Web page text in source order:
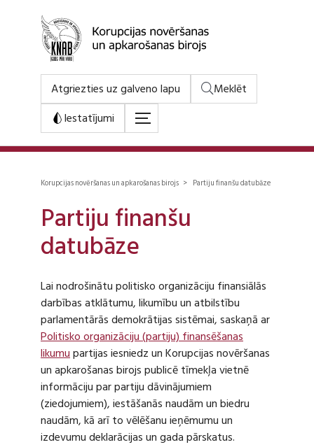
Atgriezties uz galveno lapu
Meklēt
Iestatījumi
Korupcijas novēršanas un apkarošanas birojs > Partiju finanšu datubāze
Partiju finanšu
datubāze
Lai nodrošinātu politisko organizāciju finansiālās
darbības atklātumu, likumību un atbilstību
parlamentārās demokrātijas sistēmai, saskaņā ar
Politisko organizāciju (partiju) finansēšanas
likumupartijas iesniedz un Korupcijas novēršanas
un apkarošanas birojs publicē tīmekļa vietnē
informāciju par partiju dāvinājumiem
(ziedojumiem), iestāšanās naudām un biedru
naudām, kā arī to vēlēšanu ieņēmumu un
izdevumu deklarācijas un gada pārskatus.